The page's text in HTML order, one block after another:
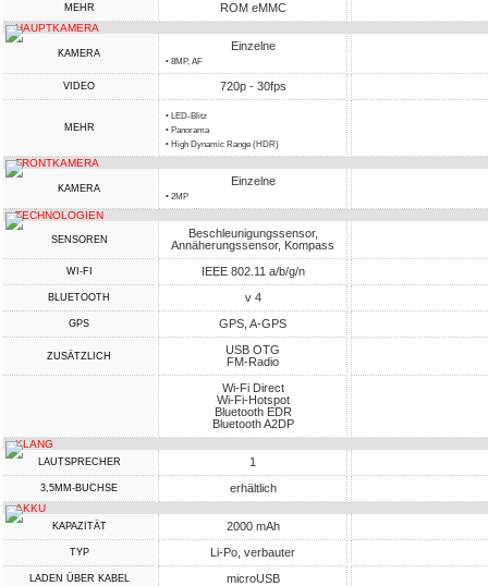
MEHR ROM eMMC
HAUPTKAMERA
KAMERA
Einzelne
• 8MP, AF
VIDEO 720p - 30fps
MEHR
• LED-Blitz
• Panorama
• High Dynamic Range (HDR)
FRONTKAMERA
KAMERA
Einzelne
• 2MP
TECHNOLOGIEN
SENSOREN
Beschleunigungssensor,
Annäherungssensor, Kompass
WI-FI IEEE 802.11 a/b/g/n
BLUETOOTH v 4
GPS GPS, A-GPS
ZUSÄTZLICH
USB OTG
FM-Radio
Wi-Fi Direct
Wi-Fi-Hotspot
Bluetooth EDR
Bluetooth A2DP
KLANG
LAUTSPRECHER 1
3,5MM-BUCHSE erhältlich
AKKU
KAPAZITÄT 2000 mAh
TYP Li-Po, verbauter
LADEN ÜBER KABEL microUSB